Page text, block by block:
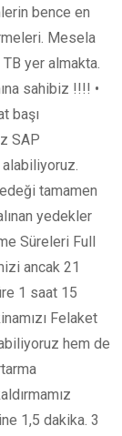
bence en
Mesela
yer almakta.
sahibiz !!!! •
başı
SAP
tamamen
yedekler
Süreleri Full
ancak 21
1 saat 15
Felaket
hem de
1,5 dakika. 3